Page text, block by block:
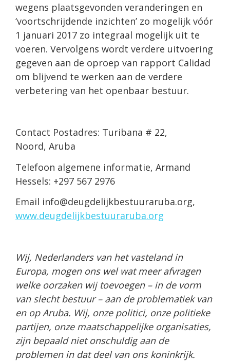
wegens plaatsgevonden veranderingen en
‘voortschrijdende inzichten’ zo mogelijk vóór
1 januari 2017 zo integraal mogelijk uit te
voeren. Vervolgens wordt verdere uitvoering
gegeven aan de oproep van rapport Calidad
om blijvend te werken aan de verdere
verbetering van het openbaar bestuur.
Contact Postadres: Turibana # 22,
Noord, Aruba
Telefoon algemene informatie, Armand
Hessels: +297 567 2976
Email info@deugdelijkbestuuraruba.org,
www.deugdelijkbestuuraruba.org
Wij, Nederlanders van het vasteland in
Europa, mogen ons wel wat meer afvragen
welke oorzaken wij toevoegen – in de vorm
van slecht bestuur – aan de problematiek van
en op Aruba. Wij, onze politici, onze politieke
partijen, onze maatschappelijke organisaties,
zijn bepaald niet onschuldig aan de
problemen in dat deel van ons koninkrijk.